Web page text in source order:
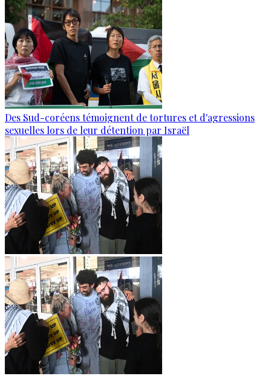
Des Sud-coréens témoignent de tortures et d'agressions
sexuelles lors de leur détention par Israël